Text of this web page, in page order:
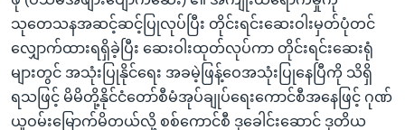
သုတေသနအဆင့်ဆင့်ပြုလုပ်ပြီး တိုင်းရင်းဆေးဝါးမှတ်ပုံတင်
လျှောက်ထားရရှိခဲ့ပြီး ဆေးဝါးထုတ်လုပ်ကာ တိုင်းရင်းဆေးရုံ
များတွင် အသုံးပြုနိုင်ရေး အခမဲ့ဖြန့်ဝေအသုံးပြုနေပြီကို သိရှိ
ရသဖြင့် မိမိတို့နိုင်ငံတော်စီမံအုပ်ချုပ်ရေးကောင်စီအနေဖြင့် ဂုဏ်
ယူဝမ်းမြောက်မိတယ်လို့ စစ်ကောင်စီ ဒုခေါင်းဆောင် ဒုတိယ